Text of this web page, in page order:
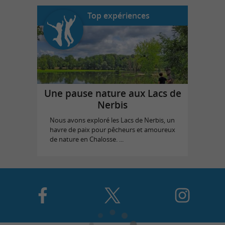
Top expériences
Une pause nature aux Lacs de
Nerbis
Nous avons exploré les Lacs de Nerbis, un
havre de paix pour pêcheurs et amoureux
de nature en Chalosse. ...